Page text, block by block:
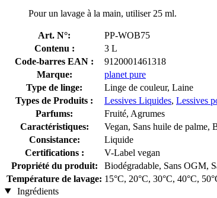
Pour un lavage à la main, utiliser 25 ml.
Art. N°:
PP-WOB75
Contenu :
3 L
Code-barres EAN :
9120001461318
Marque:
planet pure
Type de linge:
Linge de couleur, Laine
Types de Produits :
Lessives Liquides, Lessives
Parfums:
Fruité, Agrumes
Caractéristiques:
Vegan, Sans huile de palme,
Consistance:
Liquide
Certifications :
V-Label vegan
Propriété du produit:
Biodégradable, Sans OGM,
Température de lavage: 15°C, 20°C, 30°C, 40°C,
Ingrédients